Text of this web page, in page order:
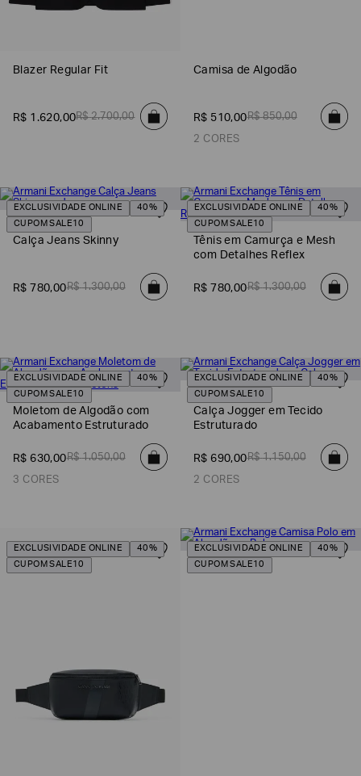
Blazer Regular Fit
R$ 1 .620,00R$ 2.700,00
Camisa de Algodão
R$ 510,00R$ 850,00
2 CORES
EXCLUSIVIDADE ONLINE
40%
CUPOM SALE10
Calça Jeans Skinny
R$ 780,00R$ 1.300,00
EXCLUSIVIDADE ONLINE
40%
CUPOM SALE10
Tênis em Camurça e Mesh
com Detalhes Reflex
R$ 780,00R$ 1.300,00
EXCLUSIVIDADE ONLINE
40%
CUPOM SALE10
Moletom de Algodão com
Acabamento Estruturado
R$ 630,00R$ 1.050,00
3 CORES
EXCLUSIVIDADE ONLINE
40%
CUPOM SALE10
Calça Jogger em Tecido
Estruturado
R$ 690,00R$ 1.150,00
2 CORES
EXCLUSIVIDADE ONLINE
40%
CUPOM SALE10
EXCLUSIVIDADE ONLINE
40%
CUPOM SALE10